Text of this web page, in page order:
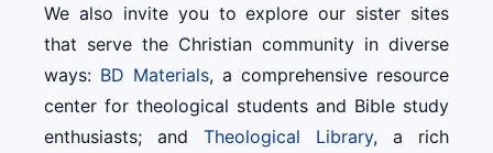
We also invite you to explore our sister sites
that serve the Christian community in diverse
ways: BD Materials, a comprehensive resource
center for theological students and Bible study
enthusiasts; and Theological Library, a rich